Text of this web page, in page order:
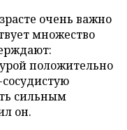
очень важно
множество
положительно
сильным
он.